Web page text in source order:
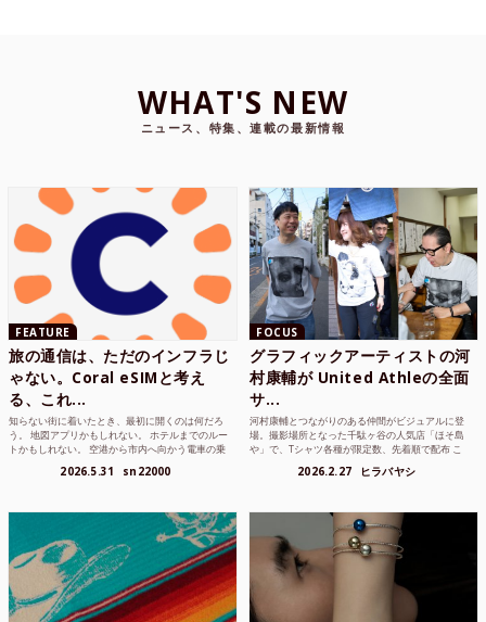
WHAT'S NEW
ニュース、特集、連載の最新情報
FEATURE
旅の通信は、ただのインフラじ
ゃない。Coral eSIMと考え
る、これ...
知らない街に着いたとき、最初に開くのは何だろ
う。 地図アプリかもしれない。 ホテルまでのルー
トかもしれない。 空港から市内へ向かう電車の乗
2026.5.31 sn22000
FOCUS
グラフィックアーティストの河
村康輔が United Athleの全面
サ...
河村康輔とつながりのある仲間がビジュアルに登
場。撮影場所となった千駄ヶ谷の人気店「ほそ島
や」で、Tシャツ各種が限定数、先着順で配布 こ
2026.2.27 ヒラバヤシ